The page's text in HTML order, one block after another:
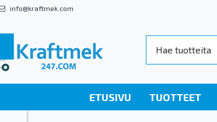
info@kraftmek.com
ETUSIVU TUOTTEET